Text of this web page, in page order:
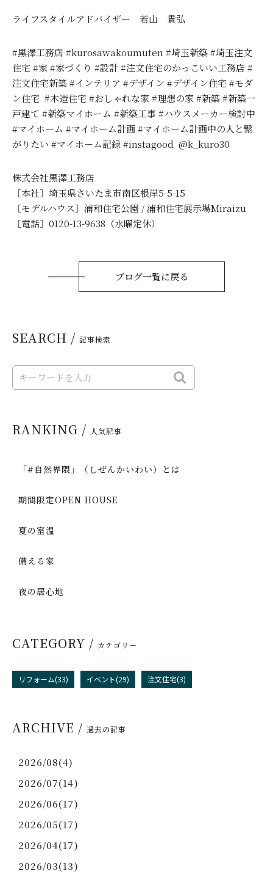
ライフスタイルアドバイザー 若山 貴弘
#黒澤工務店 #kurosawakoumuten #埼玉新築 #埼玉注文
住宅 #家 #家づくり #設計 #注文住宅のかっこいい工務店 #
注文住宅新築 #インテリア #デザイン #デザイン住宅 #モダ
ン住宅 #木造住宅 #おしゃれな家 #理想の家 #新築 #新築一
戸建て #新築マイホーム #新築工事 #ハウスメーカー検討中
#マイホーム #マイホーム計画 #マイホーム計画中の人と繋
がりたい #マイホーム記録 #instagood @k_kuro30
株式会社黒澤工務店
［本社］埼玉県さいたま市南区根岸5-5-15
［モデルハウス］浦和住宅公園 / 浦和住宅展示場Miraizu
［電話］0120-13-9638（水曜定休）
ブログ一覧に戻る
SEARCH / 記事検索
RANKING / 人気記事
「#自然界隈」（しぜんかいわい）とは
期間限定OPEN HOUSE
夏の室温
備える家
夜の居心地
CATEGORY / カテゴリー
リフォーム(33) イベント(29) 注文住宅(3)
ARCHIVE / 過去の記事
2026/08(4)
2026/07(14)
2026/06(17)
2026/05(17)
2026/04(17)
2026/03(13)